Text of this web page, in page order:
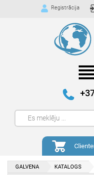
Registrācija
GALVENA
KATALOGS